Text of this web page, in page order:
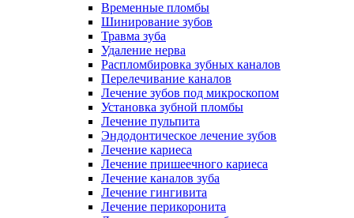
Временные пломбы
Шинирование зубов
Травма зуба
Удаление нерва
Распломбировка зубных каналов
Перелечивание каналов
Лечение зубов под микроскопом
Установка зубной пломбы
Лечение пульпита
Эндодонтическое лечение зубов
Лечение кариеса
Лечение пришеечного кариеса
Лечение каналов зуба
Лечение гингивита
Лечение перикоронита